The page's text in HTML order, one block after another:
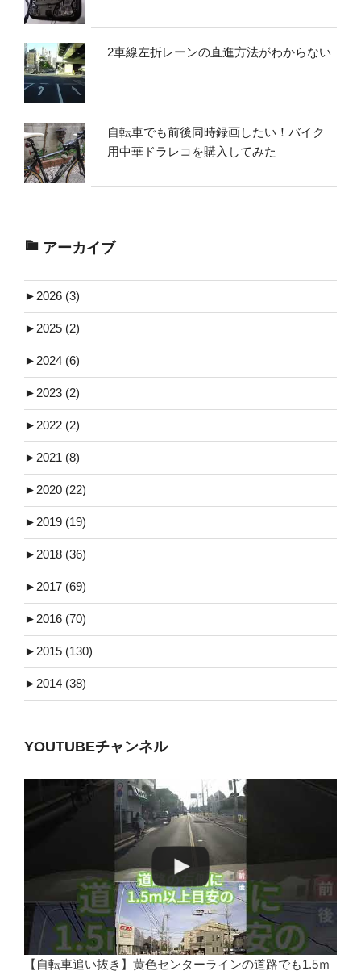
2車線左折レーンの直進方法がわからない
自転車でも前後同時録画したい！バイク
用中華ドラレコを購入してみた
アーカイブ
► 2026 (3)
► 2025 (2)
► 2024 (6)
► 2023 (2)
► 2022 (2)
► 2021 (8)
► 2020 (22)
► 2019 (19)
► 2018 (36)
► 2017 (69)
► 2016 (70)
► 2015 (130)
► 2014 (38)
YOUTUBEチャンネル
【自転車追い抜き】黄色センターラインの道路でも1.5ｍ